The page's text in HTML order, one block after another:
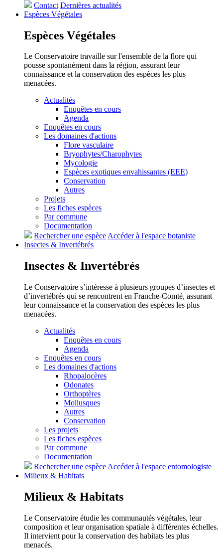
Contact Dernières actualités
Espèces Végétales
Espèces Végétales
Le Conservatoire travaille sur l'ensemble de la flore qui
pousse spontanément dans la région, assurant leur
connaissance et la conservation des espèces les plus
menacées.
Actualités
Enquêtes en cours
Agenda
Enquêtes en cours
Les domaines d'actions
Flore vasculaire
Bryophytes/Charophytes
Mycologie
Espèces exotiques envahissantes (EEE)
Conservation
Autres
Projets
Les fiches espèces
Par commune
Documentation
Rechercher une espèceAccéder à l'espace botaniste
Insectes & Invertébrés
Insectes & Invertébrés
Le Conservatoire s’intéresse à plusieurs groupes d’insectes et
d’invertébrés qui se rencontrent en Franche-Comté, assurant
leur connaissance et la conservation des espèces les plus
menacées.
Actualités
Enquêtes en cours
Agenda
Enquêtes en cours
Les domaines d'actions
Rhopalocères
Odonates
Orthoptères
Mollusques
Autres
Conservation
Les projets
Les fiches espèces
Par commune
Documentation
Rechercher une espèce Accéder à l'espace entomologiste
Milieux & Habitats
Milieux & Habitats
Le Conservatoire étudie les communautés végétales, leur
composition et leur organisation spatiale à différentes échelles.
Il intervient pour la conservation des habitats les plus
menacés.